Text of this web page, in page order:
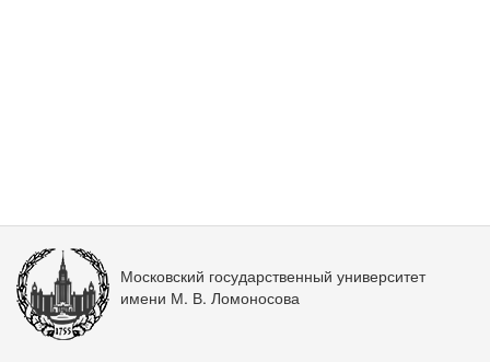
Московский государственный университет
имени М. В. Ломоносова